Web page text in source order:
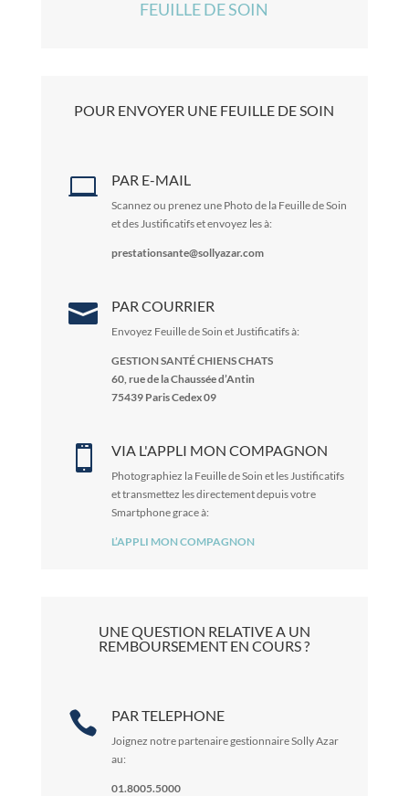
FEUILLE DE SOIN
POUR ENVOYER UNE FEUILLE DE SOIN
 PAR E-MAIL
Scannez ou prenez une Photo de la Feuille de Soin
et des Justificatifs et envoyez les à:
prestationsante@sollyazar.com
 PAR COURRIER
Envoyez Feuille de Soin et Justificatifs à:
GESTION SANTÉ CHIENS CHATS
60, rue de la Chaussée d’Antin
75439 Paris Cedex 09
 VIA L'APPLI MON COMPAGNON
Photographiez la Feuille de Soin et les Justificatifs
et transmettez les directement depuis votre
Smartphone grace à:
L’APPLI MON COMPAGNON
UNE QUESTION RELATIVE A UN
REMBOURSEMENT EN COURS ?
 PAR TELEPHONE
Joignez notre partenaire gestionnaire Solly Azar
au:
01.8005.5000